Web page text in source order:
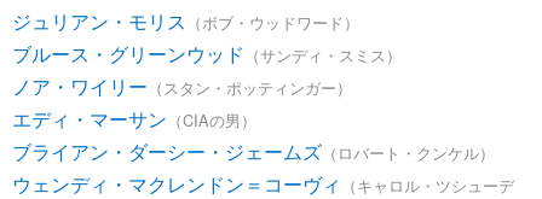
ジュリアン・モリス （ボブ・ウッドワード）
ブルース・グリーンウッド （サンディ・スミス）
ノア・ワイリー （スタン・ポッティンガー）
エディ・マーサン （CIAの男）
ブライアン・ダーシー・ジェームズ （ロバート・クンケル）
ウェンディ・マクレンドン＝コーヴィ （キャロル・ツシューデ